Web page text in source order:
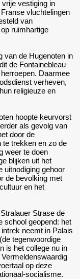
vestiging in
vluchtelingen
van
ruimhartige
van de Hugenoten in
de Fontainebleau
Daarmee
verheven,
religieuze en
hoopte keurvorst
als gevolg van
door de
te trekken en zo de
weer te doen
blijken uit het
uitnodiging gehoor
de bevolking met
en het
Strase de
school geopend: het
neemt in Palais
tegenwoordige
is het college nu in
op deze
socialisme.